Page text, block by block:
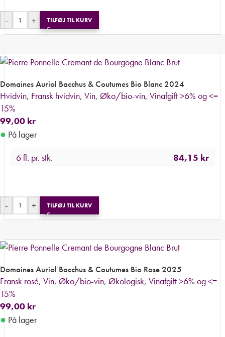
- + TILFØJ TIL KURV
Domaines Auriol Bacchus & Coutumes Bio Blanc 2024
Hvidvin, Fransk hvidvin, Vin, Øko/bio-vin, Vinafgift >6% og <=
15%
99,00 kr
● På lager
6 fl. pr. stk.
84,15 kr
- + TILFØJ TIL KURV
Domaines Auriol Bacchus & Coutumes Bio Rose 2025
Fransk rosé, Vin, Øko/bio-vin, Økologisk, Vinafgift >6% og <=
15%
99,00 kr
● På lager